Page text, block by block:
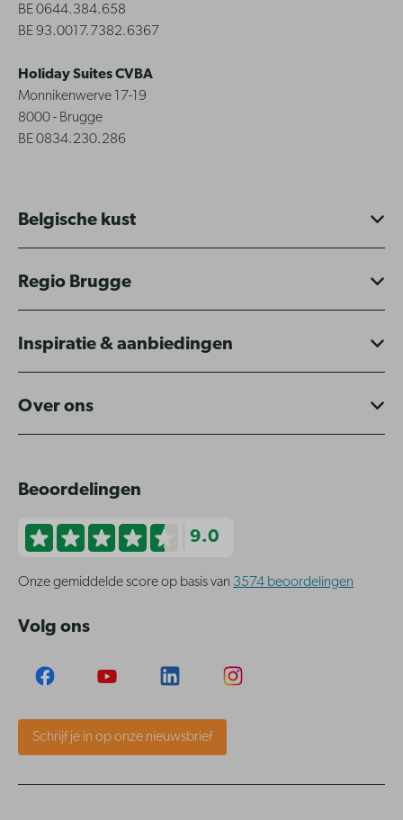
BE 0644.384.658
BE 93.0017.7382.6367
Holiday Suites CVBA
Monnikenwerve 17-19
8000 - Brugge
BE 0834.230.286
Belgische kust
Regio Brugge
Inspiratie & aanbiedingen
Over ons
Beoordelingen
9.0
Onze gemiddelde score op basis van 3574 beoordelingen
Volg ons
Schrijf je in op onze nieuwsbrief